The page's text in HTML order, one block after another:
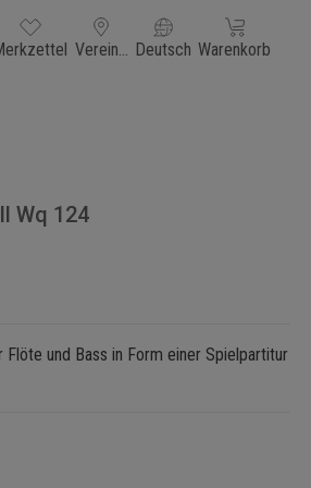
hast 0 Produkte auf dem Merkzettel
Vereinigte Staaten von Amerika
Deutsch Warenkorb
Warenkorb
Wq 124
und Bass in Form einer Spielpartitur